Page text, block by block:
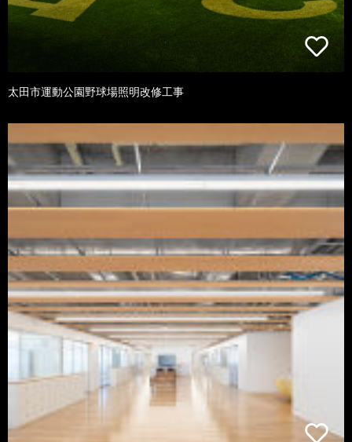
太田市運動公園野球場照明改修工事